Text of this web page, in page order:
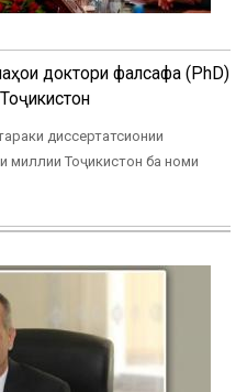
доктори фалсафа (PhD)
диссертатсионии
миллии Тоҷикистон ба номи